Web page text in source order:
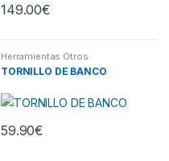
149.00€
Herramientas Otros
TORNILLO DE BANCO
59.90€